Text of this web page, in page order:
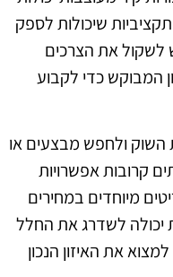
שיכולות לספק
לשקול את הצרכים
המבוקש כדי לקבוע
ולחפש מבצעים או
קרובות אפשרויות
מיוחדים במחירים
יכולה לשדרג את החלל
את האיזון הנכון